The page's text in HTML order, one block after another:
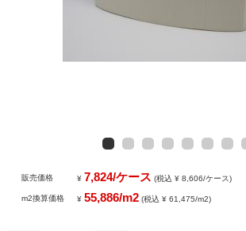
販売価格 ¥ 7,824/ケース (税込 ¥ 8,606/ケース)
m2換算価格 ¥55,886/m2 (税込 ¥ 61,475/m2)